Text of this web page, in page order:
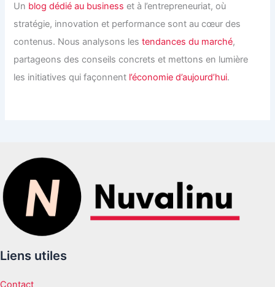
Un blog dédié au business et à l’entrepreneuriat, où
stratégie, innovation et performance sont au cœur des
contenus. Nous analysons lestendances du marché,
partageons des conseils concrets et mettons en lumière
les initiatives qui façonnent l’économie d’aujourd’hui.
Liens utiles
Contact